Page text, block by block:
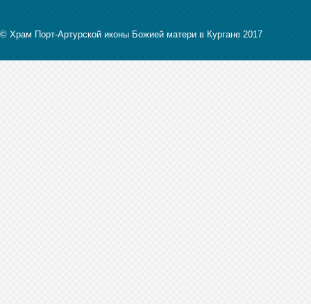
© Храм Порт-Артурской иконы Божией матери в Кургане 2017